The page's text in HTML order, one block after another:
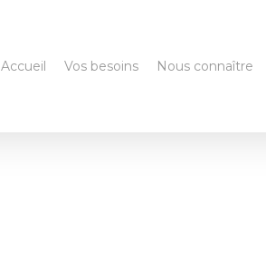
Accueil Vos besoins Nous connaître